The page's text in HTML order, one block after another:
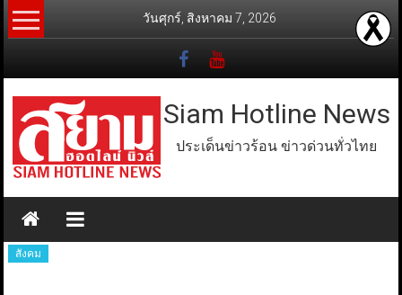
Skip
to
วันศุกร์, สิงหาคม 7, 2026
Siam Hotline News
ประเด็นข่าวร้อน ข่าวด่วนทั่วไทย
สังคม